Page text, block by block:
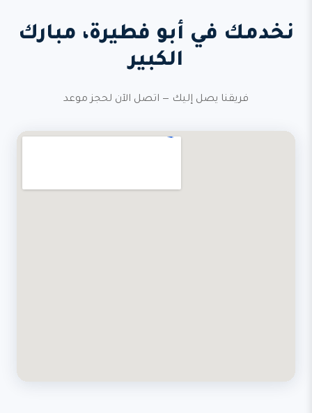
نخدمك في أبو فطيرة، مبارك
الكبير
فريقنا يصل إليك — اتصل الآن لحجز موعد